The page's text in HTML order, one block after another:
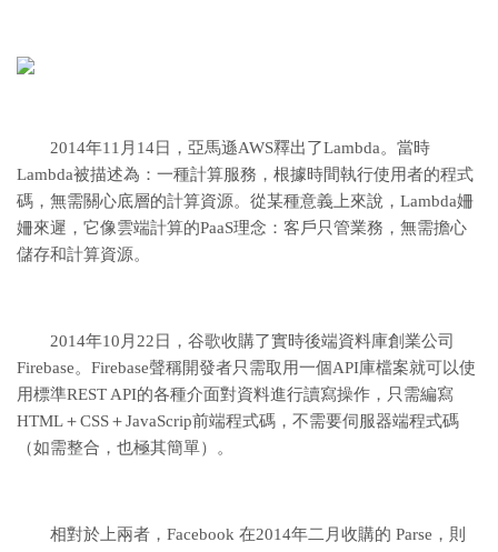
2014年11月14日，亞馬遜AWS釋出了Lambda。當時
Lambda被描述為：一種計算服務，根據時間執行使用者的程式
碼，無需關心底層的計算資源。從某種意義上來說，Lambda姍
姍來遲，它像雲端計算的PaaS理念：客戶只管業務，無需擔心
儲存和計算資源。
2014年10月22日，谷歌收購了實時後端資料庫創業公司
Firebase。Firebase聲稱開發者只需取用一個API庫檔案就可以使
用標準REST API的各種介面對資料進行讀寫操作，只需編寫
HTML＋CSS＋JavaScrip前端程式碼，不需要伺服器端程式碼
（如需整合，也極其簡單）。
相對於上兩者，Facebook 在2014年二月收購的 Parse，則